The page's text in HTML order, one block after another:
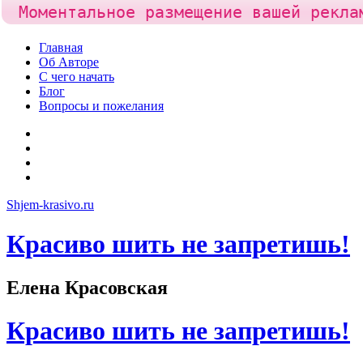
Skip
content
Главная
Об Авторе
С чего начать
Блог
Вопросы и пожелания
Shjem-krasivo.ru
Красиво шить не запретишь!
Елена Красовская
Красиво шить не запретишь!
Моментальное размещение вашей